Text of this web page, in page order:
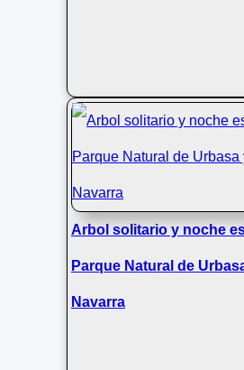
Arbol solitario y noche
Parque Natural de
Navarra